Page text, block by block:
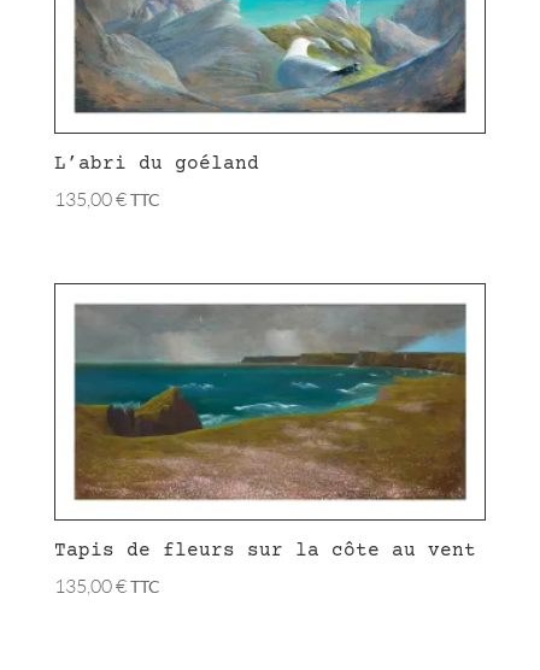
L’abri du goéland
135,00€TTC
Tapis de fleurs sur la côte au vent
135,00€TTC